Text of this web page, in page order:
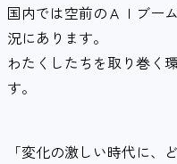
国内では空前のＡＩブー
況にあります。
わたくしたちを取り巻く
す。
「変化の激しい時代に、